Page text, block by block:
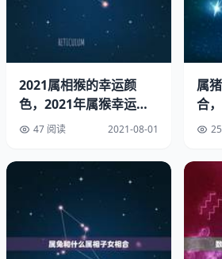
最近的就是，这些年出生的人现在
岁，56岁，68岁，80岁，希望可以
2021属相猴的幸运颜
色，2021年属猴幸运色
和忌讳色
47 阅读 2021-08-01
属
合